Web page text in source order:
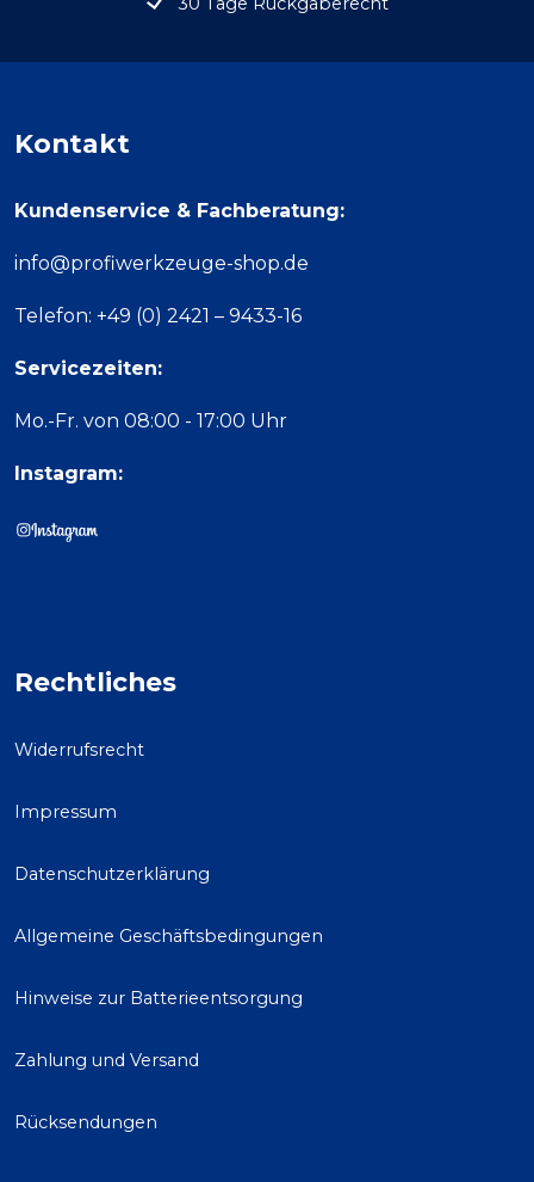
Kontakt
Kundenservice & Fachberatung:
info@profiwerkzeuge-shop.de
Telefon: +49 (0) 2421 – 9433-16
Servicezeiten:
Mo.-Fr. von 08:00 - 17:00 Uhr
Instagram:
Rechtliches
Widerrufsrecht
Impressum
Datenschutzerklärung
Allgemeine Geschäftsbedingungen
Hinweise zur Batterieentsorgung
Zahlung und Versand
Rücksendungen